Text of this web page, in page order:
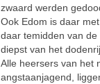
zwaard werden
Ook Edom is daar
daar temidden van
diepst van het
Alle heersers van het
angstaanjagend,